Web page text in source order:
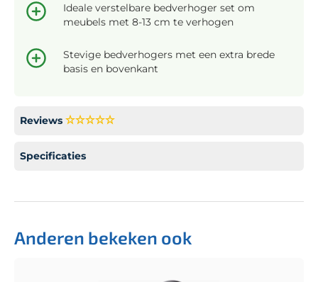
Ideale verstelbare bedverhoger set om
meubels met 8-13 cm te verhogen
Stevige bedverhogers met een extra brede
basis en bovenkant
Reviews
Specificaties
Anderen bekeken ook